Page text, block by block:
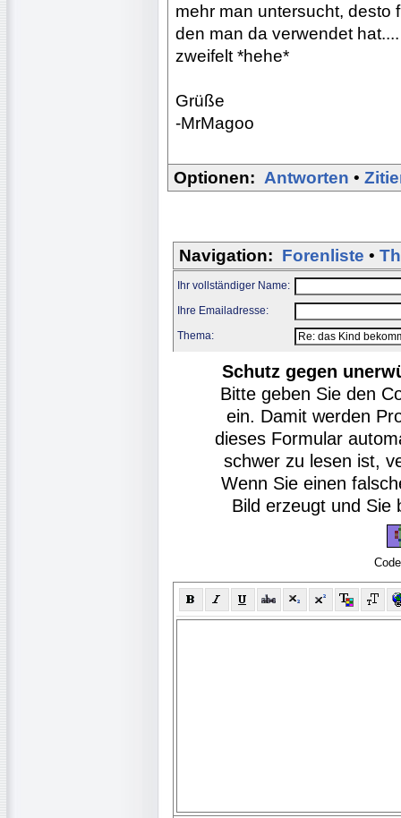
mehr man untersucht, desto
den man da verwendet
zweifelt *hehe*
Grüße
-MrMagoo
Optionen: Antworten •
Navigation: Forenliste •
Ihr vollständiger Name:
Ihre Emailadresse:
Thema:
Schutz gegen
Bitte geben Sie den
ein. Damit werden
dieses Formular
schwer zu lesen ist,
Wenn Sie einen
Bild erzeugt und Sie